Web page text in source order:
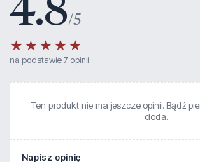
4.8/5
★★★★★
na podstawie 7 opinii
Ten produkt nie ma jeszcze opinii. Bądź
doda.
Napisz opinię